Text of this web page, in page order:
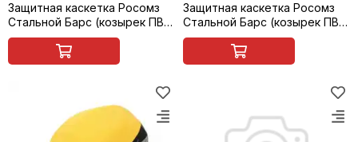
Защитная каскетка Росомз
Стальной Барс (козырек ПВХ,
прозрачно-серый, 65 мм),
небесно-голубая, арт. 92313
Защитная каскетка Росомз
Стальной Барс (козырек ПВХ,
прозрачно-серый, 65 мм),
оранжевая, арт. 92314